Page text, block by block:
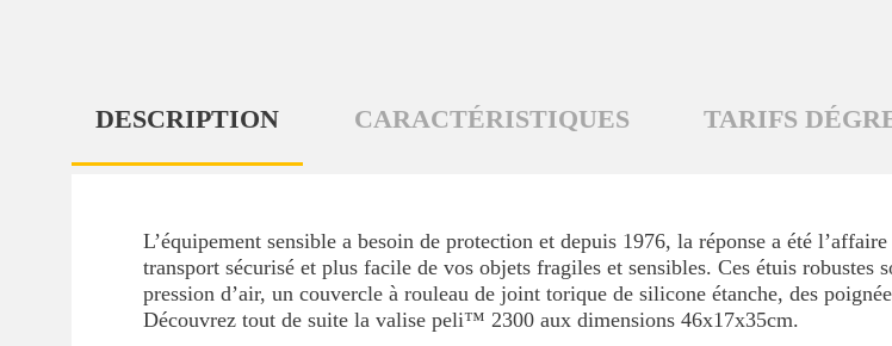
DESCRIPTION CARACTÉRISTIQUES TARIFS
L’équipement sensible a besoin de protection et depuis 1976, la réponse a été
transport sécurisé et plus facile de vos objets fragiles et sensibles. Ces étuis robustes
pression d’air, un couvercle à rouleau de joint torique de silicone étanche, des
Découvrez tout de suite la valise peli™ 2300 aux dimensions 46x17x35cm.